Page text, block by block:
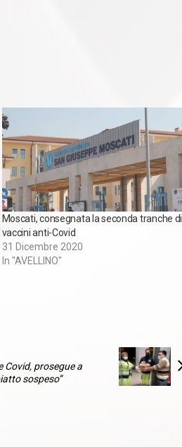
Moscati, consegnata la seconda tranche di
vaccini anti-Covid
31 Dicembre 2020
In "AVELLINO"
Covid, prosegue a
sospeso”